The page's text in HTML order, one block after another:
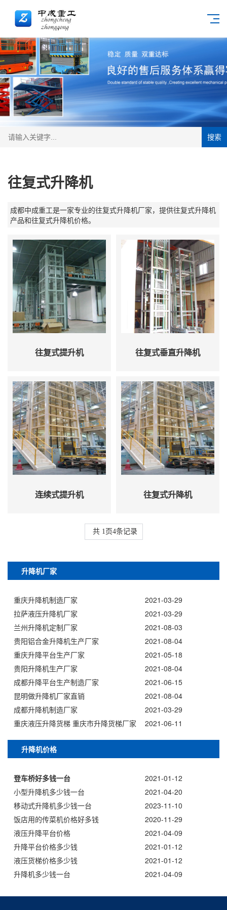
搜索
往复式升降机
成都中成重工是一家专业的往复式升降机厂家，提供往复式升降机
产品和往复式升降机价格。
往复式提升机 往复式垂直升降机
连续式提升机 往复式升降机
共 1 页4条记录
升降机厂家
2021-03-29
重庆升降机制造厂家
2021-03-29
拉萨液压升降机厂家
2021-08-03
兰州升降机定制厂家
2021-08-04
贵阳铝合金升降机生产厂家
2021-05-18
重庆升降平台生产厂家
2021-08-04
贵阳升降机生产厂家
2021-06-15
成都升降平台生产制造厂家
2021-08-04
昆明做升降机厂家直销
2021-03-29
成都升降机制造厂家
2021-06-11
重庆液压升降货梯 重庆市升降货梯厂家
升降机价格
2021-01-12
登车桥好多钱一台
2021-04-20
小型升降机多少钱一台
2023-11-10
移动式升降机多少钱一台
2020-11-29
饭店用的传菜机价格好多钱
2021-04-09
液压升降平台价格
2021-01-12
升降平台价格多少钱
2021-01-12
液压货梯价格多少钱
2021-04-09
升降机多少钱一台